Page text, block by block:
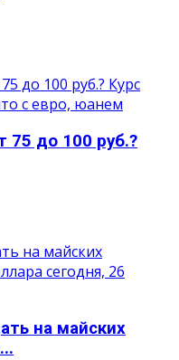
75 до 100 руб.?
на майских